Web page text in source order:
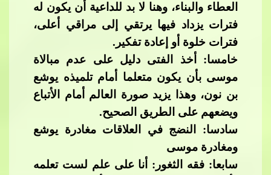
العطاء والبناء، وهنا لا بد للداعية أن يكون له
فترات يزداد فيها يرتقي إلى مراقي أعلى،
فترات خلوة أو إعادة تفكير.
خامسا: أخذ الفتى دليل على عدم مبالاة
موسى بأن يكون متعلما أمام تلميذه يوشع
بن نون، وهذا يز يد صورة العالم أمام الأتباع
ويضعهم على الطريق الصحيح.
سادسا: النضج في العلاقات مغادرة يوشع
ومغادرة موسى
سابعا: فقه الثغور: أنا على علم لست تعلمه